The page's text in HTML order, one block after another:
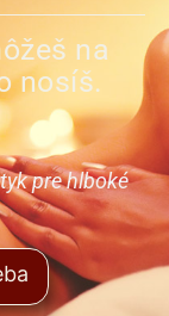
na
nosíš.
pre hlboké